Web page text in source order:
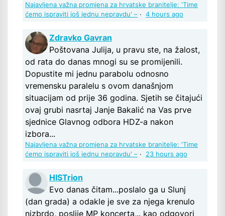
Najavljena važna promjena za hrvatske branitelje: 'Time
ćemo ispraviti još jednu nepravdu' – · 4 hours ago
Zdravko Gavran
Poštovana Julija, u pravu ste, na žalost,
od rata do danas mnogi su se promijenili.
Dopustite mi jednu parabolu odnosno
vremensku paralelu s ovom današnjom
situacijam od prije 36 godina. Sjetih se čitajući
ovaj grubi nasrtaj Janje Bakalić na Vas prve
sjednice Glavnog odbora HDZ-a nakon
izbora...
Najavljena važna promjena za hrvatske branitelje: 'Time
ćemo ispraviti još jednu nepravdu' – · 23 hours ago
HISTrion
Evo danas čitam...poslalo ga u Slunj
(dan grada) a odakle je sve za njega krenulo
nizbrdo, poslije MP koncerta,.. kao odgovori